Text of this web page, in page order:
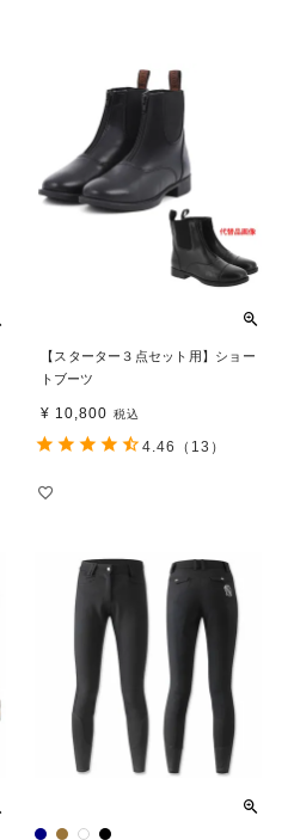
【スターター３点セット用】ショー
トブーツ
¥ 10,800 税込
4.46 （13）